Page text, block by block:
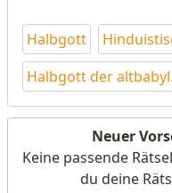
Halbgott
Halbgott der
Neuer
Keine passende
du deine